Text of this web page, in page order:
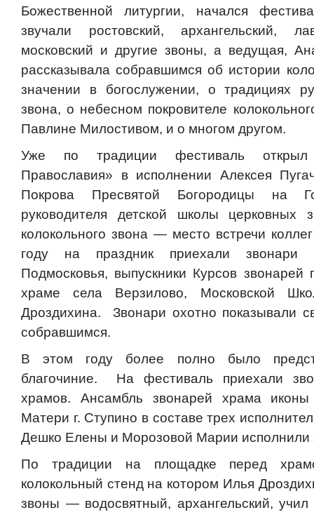
Божественной литургии, начался
звучали ростовский, архангельский,
московский и другие звоны, а ведущая,
рассказывала собравшимся об истории
значении в богослужении, о традициях
звона, о небесном покровителе
Павлине Милостивом, и о многом другом.
Уже по традиции фестиваль открыл
Православия» в исполнении Алексея
Покрова Пресвятой Богородицы на
руководителя детской школы церковных
колокольного звона — место встречи
году на праздник приехали
Подмосковья, выпускники Курсов
храме села Верзилово, Московской
Дроздихина. Звонари охотно показывали
собравшимся.
В этом году более полно было
благочиние. На фестиваль приехали
храмов. Ансамбль звонарей храма
Матери г. Ступино в составе трех
Дешко Елены и Морозовой Марии исполнили
По традиции на площадке перед
колокольный стенд на котором Илья
звоны — водосвятный, архангельский, учил